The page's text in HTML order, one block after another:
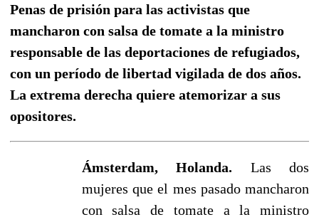
Penas de prisión para las activistas que
mancharon con salsa de tomate a la ministro
responsable de las deportaciones de refugiados,
con un período de libertad vigilada de dos años.
La extrema derecha quiere atemorizar a sus
opositores.
Ámsterdam, Holanda. Las dos
mujeres que el mes pasado mancharon
con salsa de tomate a la ministro